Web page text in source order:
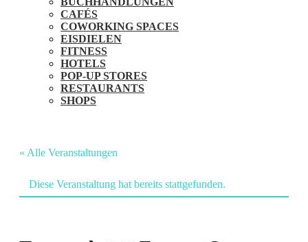
CAFÉS
COWORKING SPACES
EISDIELEN
FITNESS
HOTELS
POP-UP STORES
RESTAURANTS
SHOPS
« Alle Veranstaltungen
Diese Veranstaltung hat bereits stattgefunden.